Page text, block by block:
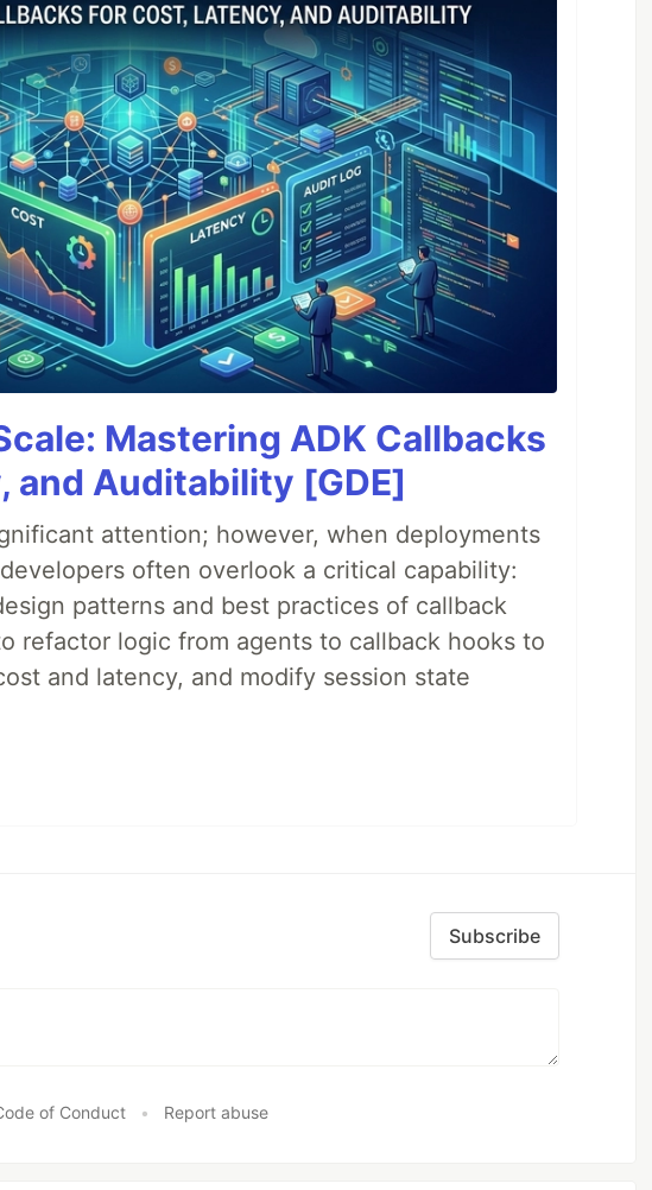
Mastering ADK Callbacks
and Auditability [GDE]
attention; however, when deployments
often overlook a critical capability:
patterns and best practices of callback
refactor logic from agents to callback hooks to
and latency, and modify session state
Subscribe
of Conduct • Report abuse